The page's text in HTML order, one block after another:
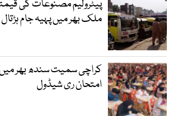
پیٹرولیم مصنوعات کی
ملک بھر میں پہیہ جام
کراچی سمیت سندھ بھر
امتحان ری شیڈول